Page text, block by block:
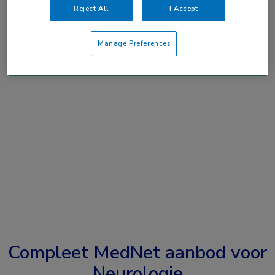
ofAccount maken
Compleet MedNet aanbod voor
Reject All I Accept
Manage Preferences